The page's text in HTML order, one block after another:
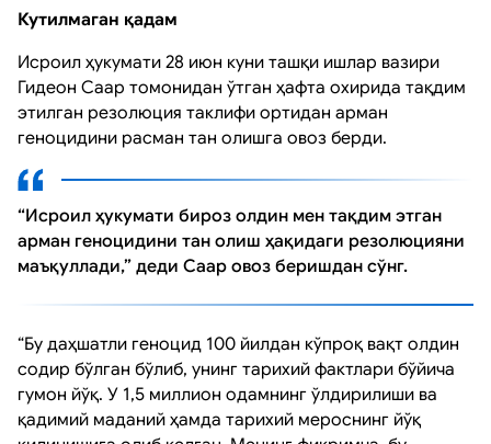
Кутилмаган қадам
Исроил ҳукумати 28 июн куни ташқи ишлар вазири
Гидеон Саар томонидан ўтган ҳафта охирида тақдим
этилган резолюция таклифи ортидан арман
геноцидини расман тан олишга овоз берди.
“Исроил ҳукумати бироз олдин мен тақдим этган
арман геноцидини тан олиш ҳақидаги резолюцияни
маъқуллади,” деди Саар овоз беришдан сўнг.
“Бу даҳшатли геноцид 100 йилдан кўпроқ вақт олдин
содир бўлган бўлиб, унинг тарихий фактлари бўйича
гумон йўқ. У 1,5 миллион одамнинг ўлдирилиши ва
қадимий маданий ҳамда тарихий мероснинг йўқ